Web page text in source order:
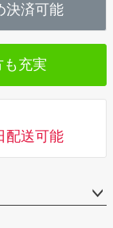
へ
決済可能
充実
配送可能